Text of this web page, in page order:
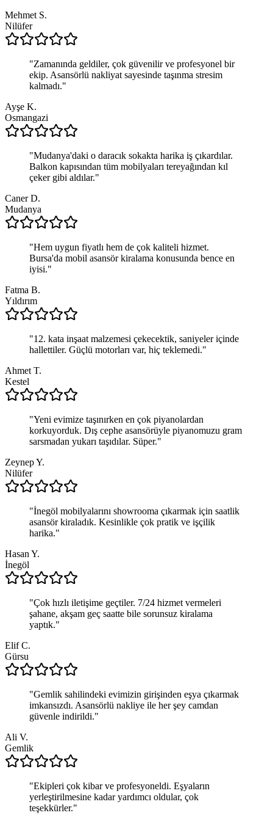
Mehmet S.
Nilüfer
"Zamanında geldiler, çok güvenilir ve profesyonel bir
ekip. Asansörlü nakliyat sayesinde taşınma stresim
kalmadı."
Ayşe K.
Osmangazi
"Mudanya'daki o daracık sokakta harika iş çıkardılar.
Balkon kapısından tüm mobilyaları tereyağından kıl
çeker gibi aldılar."
Caner D.
Mudanya
"Hem uygun fiyatlı hem de çok kaliteli hizmet.
Bursa'da mobil asansör kiralama konusunda bence en
iyisi."
Fatma B.
Yıldırım
"12. kata inşaat malzemesi çekecektik, saniyeler içinde
hallettiler. Güçlü motorları var, hiç teklemedi."
Ahmet T.
Kestel
"Yeni evimize taşınırken en çok piyanolardan
korkuyorduk. Dış cephe asansörüyle piyanomuzu gram
sarsmadan yukarı taşıdılar. Süper."
Zeynep Y.
Nilüfer
"İnegöl mobilyalarını showrooma çıkarmak için saatlik
asansör kiraladık. Kesinlikle çok pratik ve işçilik
harika."
Hasan Y.
İnegöl
"Çok hızlı iletişime geçtiler. 7/24 hizmet vermeleri
şahane, akşam geç saatte bile sorunsuz kiralama
yaptık."
Elif C.
Gürsu
"Gemlik sahilindeki evimizin girişinden eşya çıkarmak
imkansızdı. Asansörlü nakliye ile her şey camdan
güvenle indirildi."
Ali V.
Gemlik
"Ekipleri çok kibar ve profesyoneldi. Eşyaların
yerleştirilmesine kadar yardımcı oldular, çok
teşekkürler."